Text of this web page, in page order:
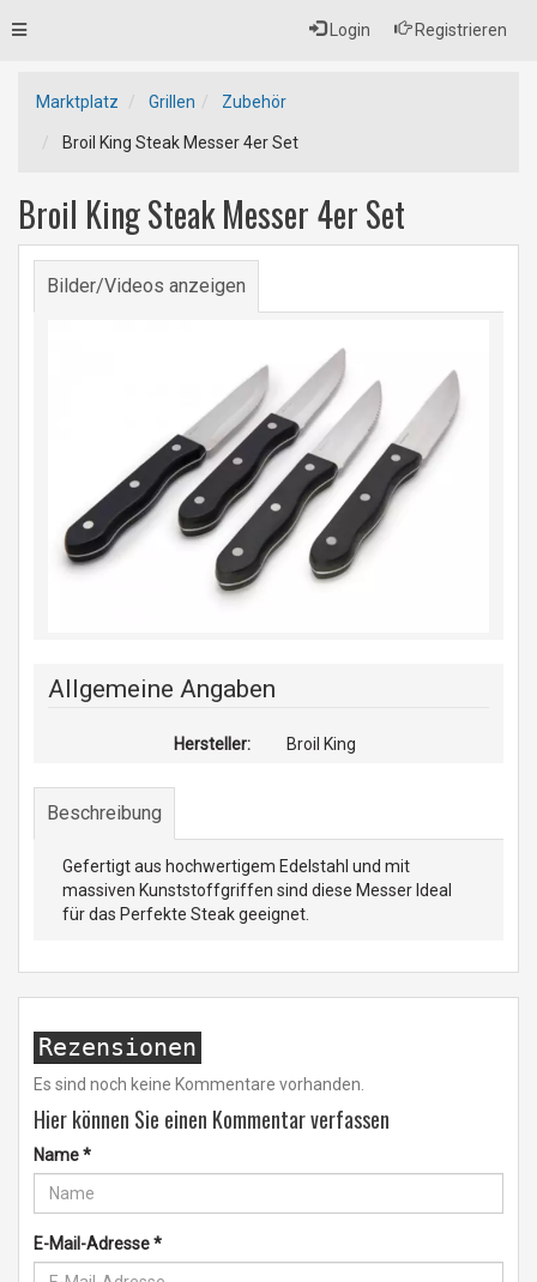
Login Registrieren
Toggle
Marktplatz Grillen Zubehör
Broil King Steak Messer 4er Set
Broil King Steak Messer 4er Set
Bilder/Videos anzeigen
Allgemeine Angaben
Hersteller: Broil King
Beschreibung
Gefertigt aus hochwertigem Edelstahl und mit
massiven Kunststoffgriffen sind diese Messer Ideal
für das Perfekte Steak geeignet.
Rezensionen
Es sind noch keine Kommentare vorhanden.
Hier können Sie einen Kommentar verfassen
Name*
E-Mail-Adresse*